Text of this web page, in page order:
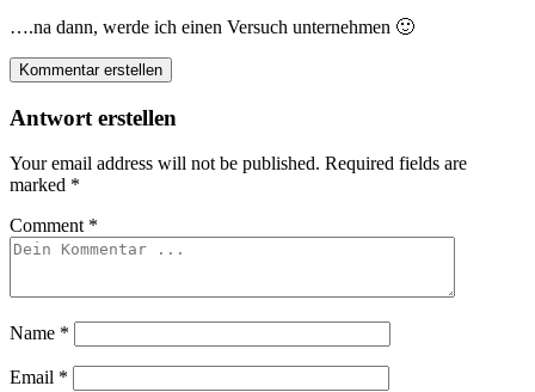
….na dann, werde ich einen Versuch unternehmen 🙂
Kommentar erstellen
Antwort erstellen
Your email address will not be published. Required fields are
marked *
Comment *
Name *
Email *